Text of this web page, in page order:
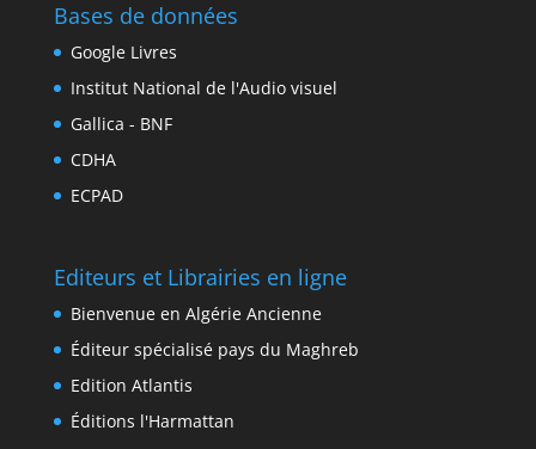
Bases de données
Google Livres
Institut National de l'Audio visuel
Gallica - BNF
CDHA
ECPAD
Editeurs et Librairies en ligne
Bienvenue en Algérie Ancienne
Éditeur spécialisé pays du Maghreb
Edition Atlantis
Éditions l'Harmattan